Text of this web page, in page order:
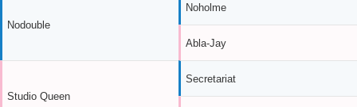
Nodouble
Studio Queen
Noholme
Abla-Jay
Secretariat